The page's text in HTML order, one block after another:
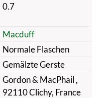
0.7
Macduff
Normale Flaschen
Gemälzte Gerste
Gordon & MacPhail ,
92110 Clichy, France